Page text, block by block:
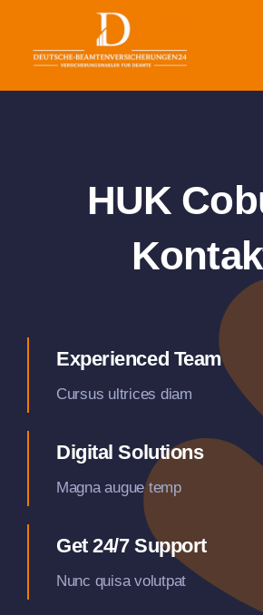
springen
Dienstunfähigkeit
für
Sonstige
für Beamte
Ratgeber
HUK
Experienced Team
Cursus ultrices diam
Digital Solutions
Magna augue temp
Get 24/7 Support
Nunc quisa volutpat